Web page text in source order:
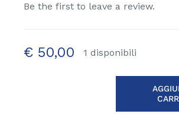
Be the first to leave a review.
€50,00 1 disponibili